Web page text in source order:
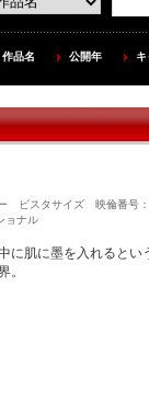
作品名 公開年
ビスタサイズ 映倫番号
ョナル
に肌に墨を入れると
。